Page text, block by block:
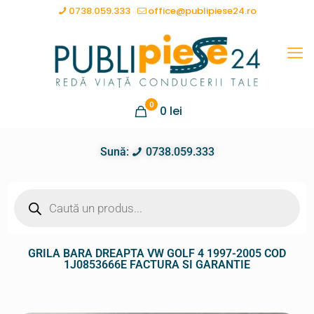
0738.059.333 office@publipiese24.ro
0 0 lei
Sună: 0738.059.333
GRILA BARA DREAPTA VW GOLF 4 1997-2005 COD
1J0853666E FACTURA SI GARANTIE